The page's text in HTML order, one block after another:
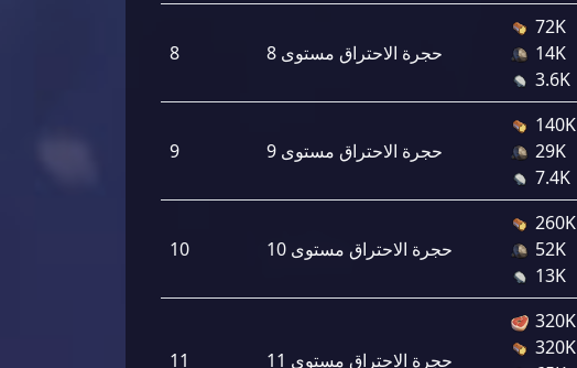
8 حجرة الاحتراق مستوى 8
72K
14K
3.6K
9 حجرة الاحتراق مستوى 9
140K
29K
7.4K
10 حجرة الاحتراق مستوى 10
260K
52K
13K
11 حجرة الاحتراق مستوى 11
320K
320K